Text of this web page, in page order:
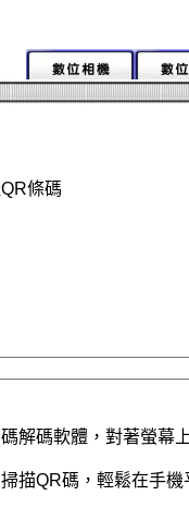
條碼
解碼軟體，對著螢幕
描QR碼，輕鬆在手